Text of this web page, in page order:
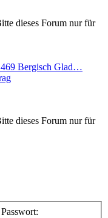
dieses Forum nur für
Bergisch Glad…
dieses Forum nur für
Passwort: